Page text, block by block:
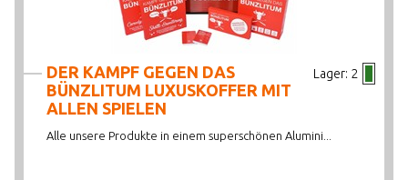
Lager: 2
DER KAMPF GEGEN DAS
BÜNZLITUM LUXUSKOFFER MIT
ALLEN SPIELEN
Alle unsere Produkte in einem superschönen Alumini...